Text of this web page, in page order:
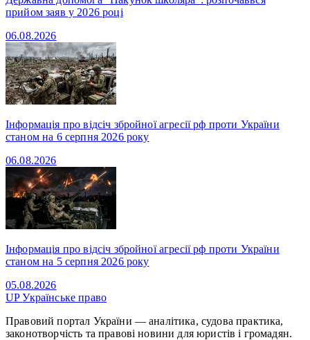
прийом заяв у 2026 році
06.08.2026
Інформація про відсіч збройної агресії рф проти України
станом на 6 серпня 2026 року
06.08.2026
Інформація про відсіч збройної агресії рф проти України
станом на 5 серпня 2026 року
05.08.2026
UPУкраїнське право
Правовий портал України — аналітика, судова практика,
законотворчість та правові новини для юристів і громадян.